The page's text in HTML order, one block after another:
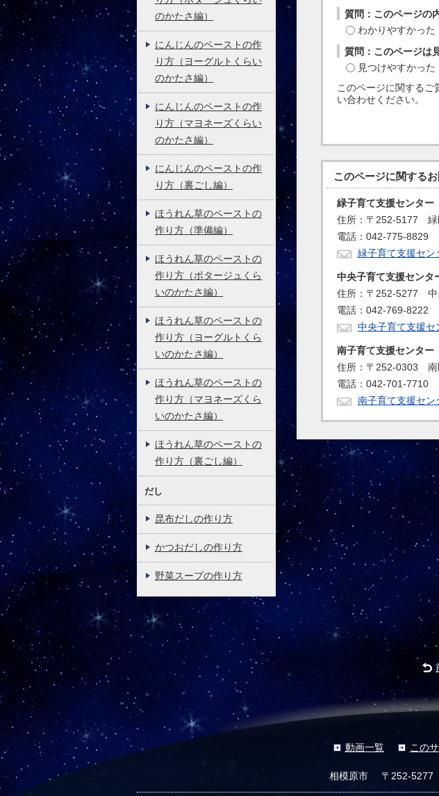
質問：このページの
わかりやすかった
質問：このページは
見つけやすかった
このページに関するご
い合わせください。
このページに関する
緑子育て支援センター
住所：〒252-5177
電話：042-775-8829
緑子育て支援セン
中央子育て支援センタ
住所：〒252-5277 中
電話：042-769-8222
中央子育て支援セ
南子育て支援センター
住所：〒252-0303 南
電話：042-701-7710
南子育て支援セン
のかたさ編）
にんじんのペーストの作
り方（ヨーグルトくらい
のかたさ編）
にんじんのペーストの作
り方（マヨネーズくらい
のかたさ編）
にんじんのペーストの作
り方（裏ごし編）
ほうれん草のペーストの
作り方（準備編）
ほうれん草のペーストの
作り方（ポタージュくら
いのかたさ編）
ほうれん草のペーストの
作り方（ヨーグルトくら
いのかたさ編）
ほうれん草のペーストの
作り方（マヨネーズくら
いのかたさ編）
ほうれん草のペーストの
作り方（裏ごし編）
だし
昆布だしの作り方
かつおだしの作り方
野菜スープの作り方
動画一覧 この
相模原市 〒252-5277